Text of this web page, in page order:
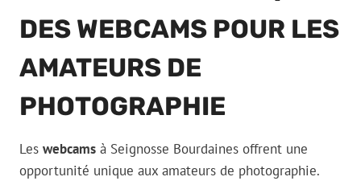
DES WEBCAMS POUR LES
AMATEURS DE
PHOTOGRAPHIE
Les webcams à Seignosse Bourdaines offrent une
opportunité unique aux amateurs de photographie.